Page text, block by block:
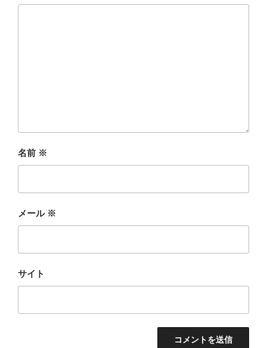
名前 ※
メール ※
サイト